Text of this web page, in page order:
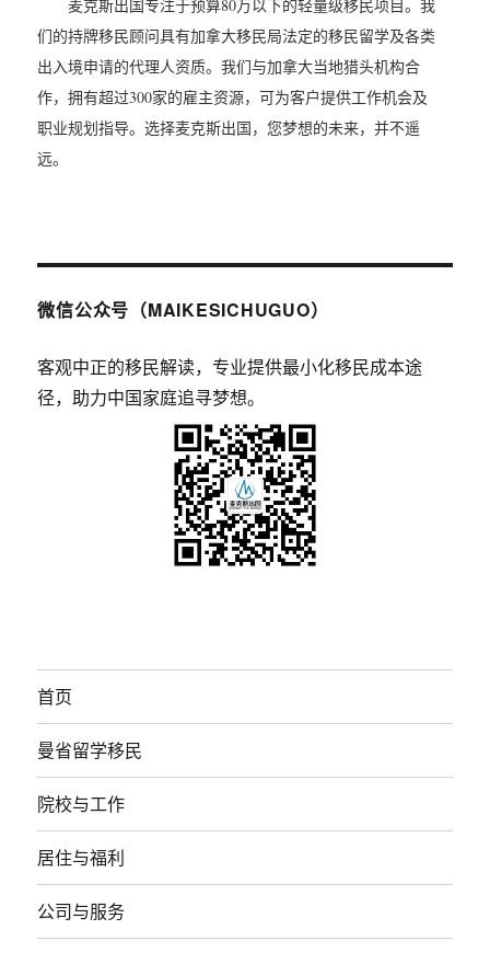
麦克斯出国专注于预算80万以下的轻量级移民项目。我
们的持牌移民顾问具有加拿大移民局法定的移民留学及各类
出入境申请的代理人资质。我们与加拿大当地猎头机构合
作，拥有超过300家的雇主资源，可为客户提供工作机会及
职业规划指导。选择麦克斯出国，您梦想的未来，并不遥
远。
微信公众号（MAIKESICHUGUO）
客观中正的移民解读，专业提供最小化移民成本途
径，助力中国家庭追寻梦想。
首页
曼省留学移民
院校与工作
居住与福利
公司与服务